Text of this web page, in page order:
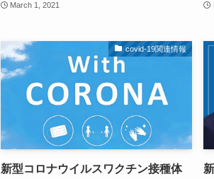
March 1, 2021
covid-19関連情報
新型コロナウイルスワクチン接種体